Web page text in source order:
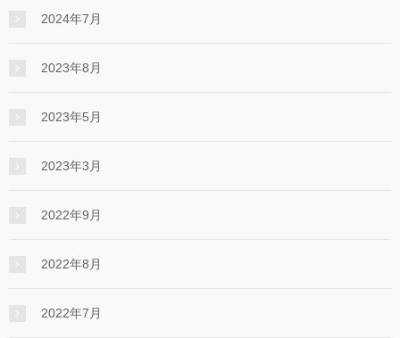
2024年7月
2023年8月
2023年5月
2023年3月
2022年9月
2022年8月
2022年7月